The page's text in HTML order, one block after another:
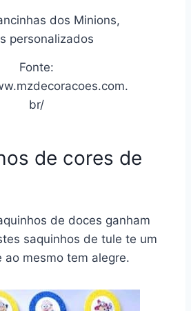
Fonte:
br/
de cores de
de doces ganham
saquinhos de tule te um
ao mesmo tem alegre.